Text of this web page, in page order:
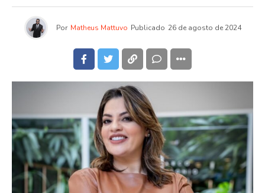
Por Matheus Mattuvo Publicado 26 de agosto de 2024